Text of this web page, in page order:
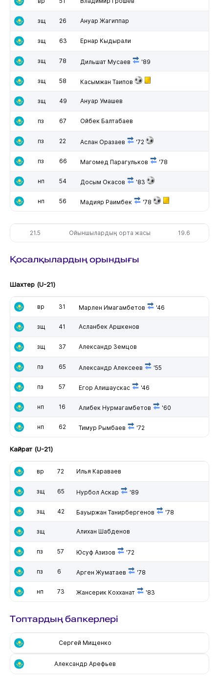
зщ 26 Ануар Жагиппар
зщ 63 Ернар Кыдырали
зщ 78 Дильшат Мусаев '89
зщ 58 Касымжан Таипов
зщ 49 Ануар Умашев
пз 67 Ойбек Балтабаев
пз 22 Аслан Оразаев '72
пз 66 Магомед Парагульков '78
нп 54 Досым Окасов '83
нп 56 Мадияр Раимбек '78
21.5 Ойыншылардың орта жасы 19.6
Қосалқылардың орындығы
Шахтер (U-21)
вр 31 Марлен Имагамбетов '46
зщ 41 Асланбек Аршкенов
зщ 37 Александр Земцов
пз 65 Александр Алексеев '55
пз 57 Егор Алишаускас '46
нп 16 Алибек Нурмагамбетов '60
нп 62 Тимур Рымбаев '72
Кайрат (U-21)
вр 72 Илья Караваев
зщ 65 Нурбол Аскар '89
зщ 42 Бауыржан Танирбергенов '78
зщ Алихан Шабденов
пз 57 Юсуф Азизов '72
пз 6 Арген Жуматаев '78
нп 73 Жансерик Кохханат '83
Топтардың бапкерлері
Сергей Мищенко
Александр Арефьев